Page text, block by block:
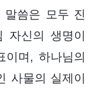
말씀은 모두 진
자신의 생명이
이며, 하나님의
사물의 실제이